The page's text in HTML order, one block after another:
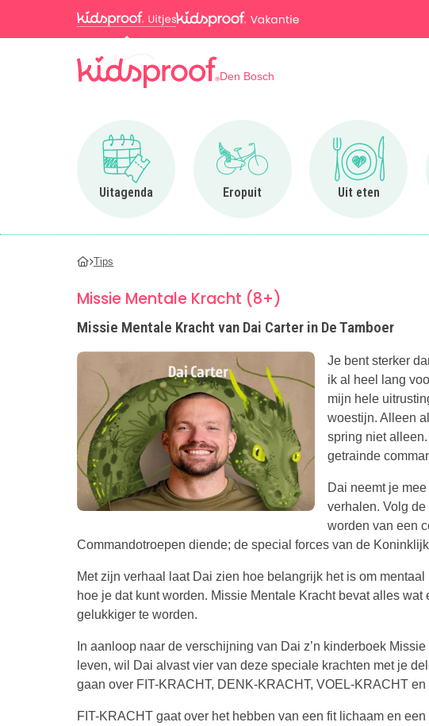
Den Bosch
Uitagenda
Ga naar Uitagenda
Eropuit
Ga naar Eropuit
Uit eten
Ga naar Uit
Tips
Missie Mentale Kracht (8+)
Missie Mentale Kracht van Dai Carter in De Tamboer
Je bent sterker
ik al heel lang
mijn hele
woestijn. Alleen
spring niet
getrainde
Dai neemt je
verhalen. Volg
worden van een
Commandotroepen diende; de special forces van de
Met zijn verhaal laat Dai zien hoe belangrijk het is om
hoe je dat kunt worden. Missie Mentale Kracht bevat alles
gelukkiger te worden.
In aanloop naar de verschijning van Dai z’n kinderboek
leven, wil Dai alvast vier van deze speciale krachten met je
gaan over FIT-KRACHT, DENK-KRACHT, VOEL-KRACHT
FIT-KRACHT gaat over het hebben van een fit lichaam en